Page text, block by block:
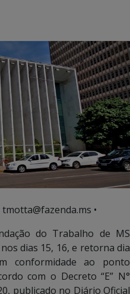
tmotta@fazenda.ms •
do Trabalho de MS
dias 15, 16, e retorna dia
conformidade ao ponto
com o Decreto “E” N°
publicado no Diário Oficial